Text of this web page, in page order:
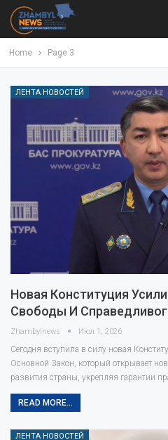
Home Page 3
ЛЕНТА НОВОСТЕЙ
Новая Конституция
Свободы И
Zhambylnews Июл 1, 2026
Сегодня вступила в силу новая
Основной Закон, который открывает
развития страны, укрепляя гарантии
READ MORE...
ЛЕНТА НОВОСТЕЙ